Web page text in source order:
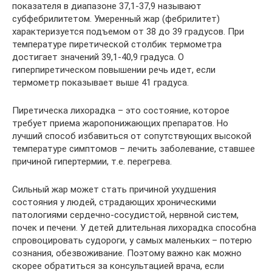
показателя в диапазоне 37,1-37,9 называют
субфебрилитетом. Умеренный жар (фебрилитет)
характеризуется подъемом от 38 до 39 градусов. При
температуре пиретической столбик термометра
достигает значений 39,1-40,9 градуса. О
гиперпиретическом повышении речь идет, если
термометр показывает выше 41 градуса.
Пиретическа лихорадка – это состояние, которое
требует приема жаропонижающих препаратов. Но
лучший способ избавиться от сопутствующих высокой
температуре симптомов – лечить заболевание, ставшее
причиной гипертермии, т.е. перегрева.
Сильный жар может стать причиной ухудшения
состояния у людей, страдающих хроническими
патологиями сердечно-сосудистой, нервной систем,
почек и печени. У детей длительная лихорадка способна
спровоцировать судороги, у самых маленьких – потерю
сознания, обезвоживание. Поэтому важно как можно
скорее обратиться за консультацией врача, если